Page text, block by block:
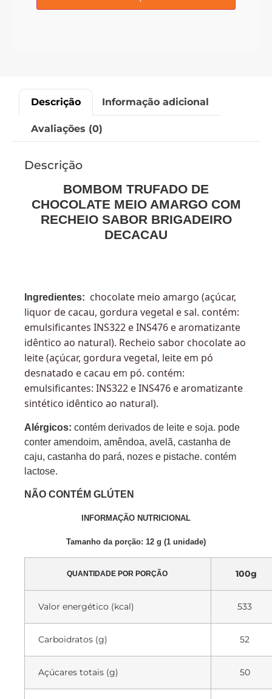
Descrição Informação adicional
Avaliações (0)
Descrição
BOMBOM TRUFADO DE
CHOCOLATE MEIO AMARGO COM
RECHEIO SABOR BRIGADEIRO
DECACAU
Ingredientes: chocolate meio amargo (açúcar,
liquor de cacau, gordura vegetal e sal. contém:
emulsificantes INS322 e INS476 e aromatizante
idêntico ao natural). Recheio sabor chocolate ao
leite (açúcar, gordura vegetal, leite em pó
desnatado e cacau em pó. contém:
emulsificantes: INS322 e INS476 e aromatizante
sintético idêntico ao natural).
Alérgicos: contém derivados de leite e soja. pode
conter amendoim, amêndoa, avelã, castanha de
caju, castanha do pará, nozes e pistache. contém
lactose.
NÃO CONTÉM GLÚTEN
INFORMAÇÃO NUTRICIONAL
Tamanho da porção: 12 g (1 unidade)
QUANTIDADE POR PORÇÃO 100g
Valor energético (kcal) 533
Carboidratos (g) 52
Açúcares totais (g) 50